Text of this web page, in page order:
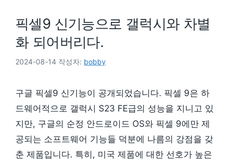
픽셀9 신기능으로 갤럭시와 차별
화 되어버리다.
2024-08-14 작성자: bobby
구글 픽셀9 신기능이 공개되었습니다. 픽셀 9은 하
드웨어적으로 갤럭시 S23 FE급의 성능을 지니고 있
지만, 구글의 순정 안드로이드 OS와 픽셀 9에만 제
공되는 소프트웨어 기능들 덕분에 나름의 강점을 갖
춘 제품입니다. 특히, 미국 제품에 대한 선호가 높은